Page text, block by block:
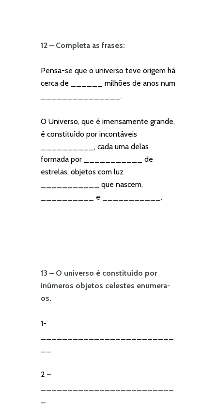
12 – Completa as frases:
Pensa-se que o universo teve origem há
cerca de ______ milhões de anos num
_______________.
O Universo, que é imensamente grande,
é constituído por incontáveis
__________, cada uma delas
formada por ___________ de
estrelas, objetos com luz
___________ que nascem,
__________ e ___________.
13 – O universo é constituído por
inúmeros objetos celestes enumera-
os.
1-
2 –